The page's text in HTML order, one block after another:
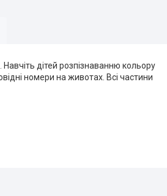
дітей розпізнаванню кольору
номери на животах. Всі частини